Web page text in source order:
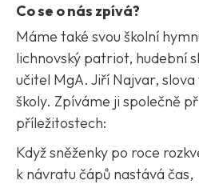
Co se o nás zpívá?
Máme také svou školní
lichnovský patriot, hudební
učitel MgA. Jiří Najvar,
školy. Zpíváme ji společně
příležitostech:
Když sněženky po roce
k návratu čápů nastává čas,